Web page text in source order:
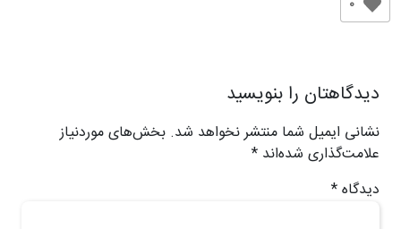
0
دیدگاهتان را بنویسید
نشانی ایمیل شما منتشر نخواهد شد. بخش‌های موردنیاز
علامت‌گذاری شده‌اند *
دیدگاه*